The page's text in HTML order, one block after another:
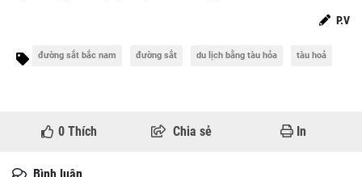
P.V
đường sắt bắc nam đường sắt du lịch bằng tàu hỏa tàu hoả
0Thích Chia sẻ In